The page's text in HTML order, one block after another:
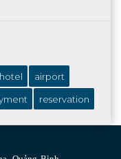
hotel airport
reservation